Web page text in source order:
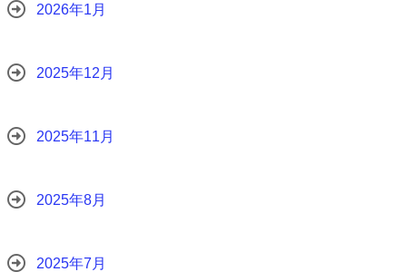
2026年1月
2025年12月
2025年11月
2025年8月
2025年7月